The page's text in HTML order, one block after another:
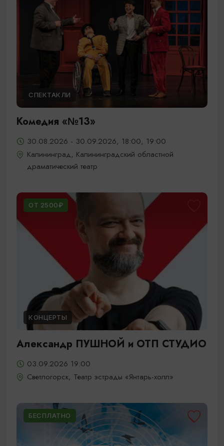
СПЕКТАКЛИ
Комедия «№13»
30.08.2026 - 30.09.2026, 18:00, 19:00
Калининград, Калининградский областной
драматический театр
ОТ 2500₽
КОНЦЕРТЫ
Александр ПУШНОЙ и ОТП СТУДИО
03.09.2026 19:00
Светлогорск, Театр эстрады «Янтарь-холл»
БЕСПЛАТНО